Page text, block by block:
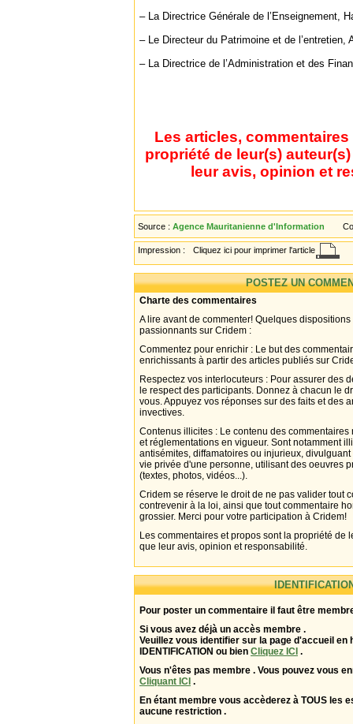
– La Directrice Générale de l’Enseignement,
– Le Directeur du Patrimoine et de l’entretien,
– La Directrice de l’Administration et des
Les articles,
propriété de leur(s)
leur avis, opinion et
Source : Agence Mauritanienne d'Information
Impression : Cliquez ici pour imprimer l'article
POSTEZ UN
Charte des commentaires
A lire avant de commenter! Quelques
passionnants sur Cridem :
Commentez pour enrichir : Le but des
enrichissants à partir des articles publiés sur
Respectez vos interlocuteurs : Pour assurer des
le respect des participants. Donnez à chacun le
vous. Appuyez vos réponses sur des faits et des
invectives.
Contenus illicites : Le contenu des
et réglementations en vigueur. Sont notamment
antisémites, diffamatoires ou injurieux,
vie privée d'une personne, utilisant des oeuvres
(textes, photos, vidéos...).
Cridem se réserve le droit de ne pas valider tout
contrevenir à la loi, ainsi que tout commentaire
grossier. Merci pour votre participation à Cridem!
Les commentaires et propos sont la propriété de
que leur avis, opinion et responsabilité.
Pour poster un commentaire il faut être
Si vous avez déjà un accès membre .
Veuillez vous identifier sur la page d'accueil en
IDENTIFICATION ou bien Cliquez ICI .
Vous n'êtes pas membre . Vous pouvez vous
Cliquant ICI .
En étant membre vous accèderez à TOUS les
aucune restriction .